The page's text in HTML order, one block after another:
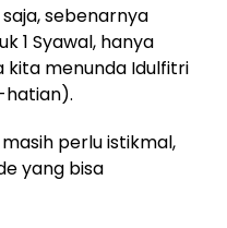
sebenarnya
1 Syawal, hanya
kita menunda Idulfitri
perlu istikmal,
yang bisa